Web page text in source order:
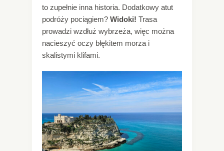
to zupełnie inna historia. Dodatkowy atut
podróży pociągiem? Widoki! Trasa
prowadzi wzdłuż wybrzeża, więc można
nacieszyć oczy błękitem morza i
skalistymi klifami.